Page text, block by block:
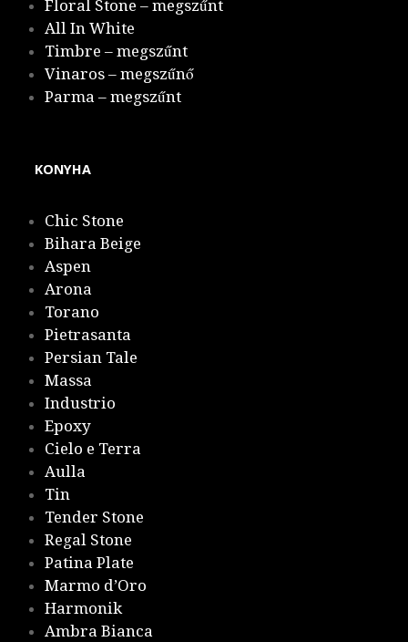
Floral Stone – megszűnt
All In White
Timbre – megszűnt
Vinaros – megszűnő
Parma – megszűnt
KONYHA
Chic Stone
Bihara Beige
Aspen
Arona
Torano
Pietrasanta
Persian Tale
Massa
Industrio
Epoxy
Cielo e Terra
Aulla
Tin
Tender Stone
Regal Stone
Patina Plate
Marmo d’Oro
Harmonik
Ambra Bianca